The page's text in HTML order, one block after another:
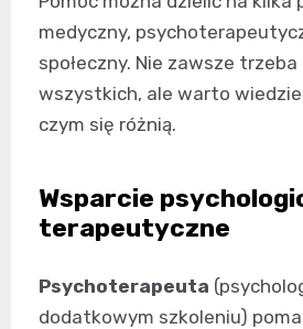
medyczny,
społeczny. Nie zawsze
wszystkich, ale warto
czym się różnią.
Wsparcie
terapeutyczne
Psychoterapeuta
dodatkowym szkoleniu)